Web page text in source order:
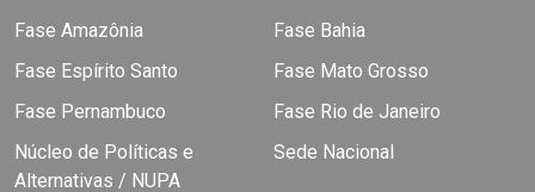
Fase Amazônia
Fase Bahia
Fase Espírito Santo
Fase Mato Grosso
Fase Pernambuco
Fase Rio de Janeiro
Núcleo de Políticas e
Alternativas / NUPA
Sede Nacional